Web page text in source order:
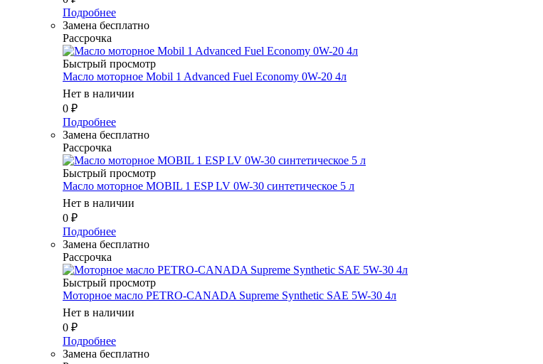
Подробнее
Замена бесплатно
Рассрочка
Быстрый просмотр
Масло моторное Mobil 1 Advanced Fuel Economy 0W-20 4л
Нет в наличии
0 ₽
Подробнее
Замена бесплатно
Рассрочка
Быстрый просмотр
Масло моторное MOBIL 1 ESP LV 0W-30 синтетическое 5 л
Нет в наличии
0 ₽
Подробнее
Замена бесплатно
Рассрочка
Быстрый просмотр
Моторное масло PETRO-CANADA Supreme Synthetic SAE 5W-30 4л
Нет в наличии
0 ₽
Подробнее
Замена бесплатно